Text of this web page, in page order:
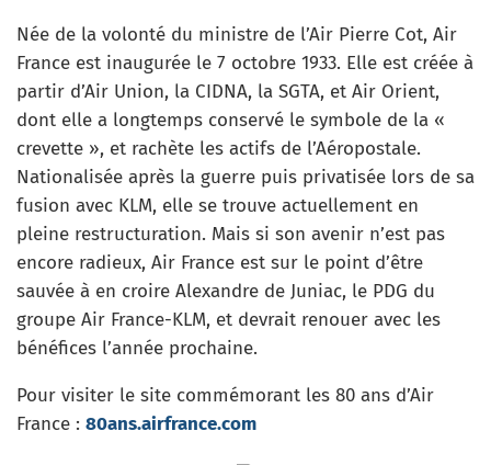
Née de la volonté du ministre de l’Air Pierre Cot, Air
France est inaugurée le 7 octobre 1933. Elle est créée à
partir d’Air Union, la CIDNA, la SGTA, et Air Orient,
dont elle a longtemps conservé le symbole de la «
crevette », et rachète les actifs de l’Aéropostale.
Nationalisée après la guerre puis privatisée lors de sa
fusion avec KLM, elle se trouve actuellement en
pleine restructuration. Mais si son avenir n’est pas
encore radieux, Air France est sur le point d’être
sauvée à en croire Alexandre de Juniac, le PDG du
groupe Air France-KLM, et devrait renouer avec les
bénéfices l’année prochaine.
Pour visiter le site commémorant les 80 ans d’Air
France : 80ans.airfrance.com